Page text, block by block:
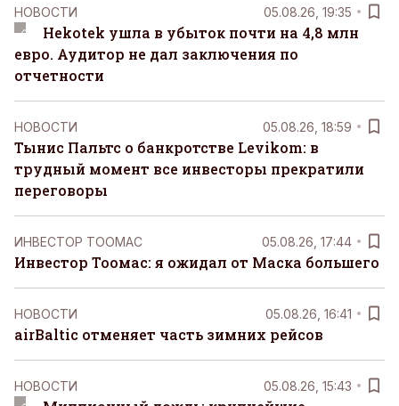
НОВОСТИ 05.08.26, 19:35
Hekotek ушла в убыток почти на 4,8 млн
евро. Аудитор не дал заключения по
отчетности
НОВОСТИ 05.08.26, 18:59
Тынис Пальтс о банкротстве Levikom: в
трудный момент все инвесторы прекратили
переговоры
ИНВЕСТОР ТООМАС 05.08.26, 17:44
Инвестор Тоомас: я ожидал от Маска большего
НОВОСТИ 05.08.26, 16:41
airBaltic отменяет часть зимних рейсов
НОВОСТИ 05.08.26, 15:43